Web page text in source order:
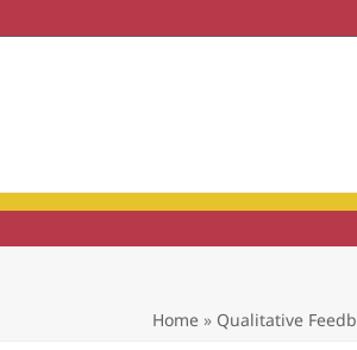
Home» Qualitative